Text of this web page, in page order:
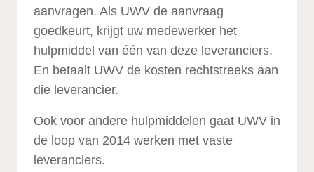
aanvragen. Als UWV de aanvraag
goedkeurt, krijgt uw medewerker het
hulpmiddel van één van deze leveranciers.
En betaalt UWV de kosten rechtstreeks aan
die leverancier.
Ook voor andere hulpmiddelen gaat UWV in
de loop van 2014 werken met vaste
leveranciers.